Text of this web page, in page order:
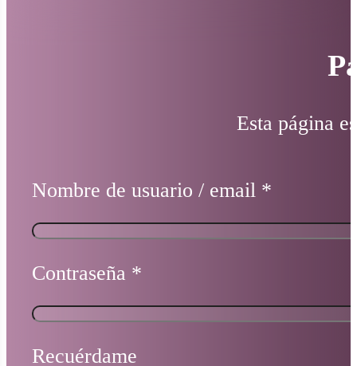
Esta página
Nombre de usuario / email *
Contraseña *
Recuérdame